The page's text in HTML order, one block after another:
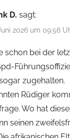
D. sagt:
2026 um 09:56
schon bei der
zugehalten.
Rüdiger
Wo hat
seinen